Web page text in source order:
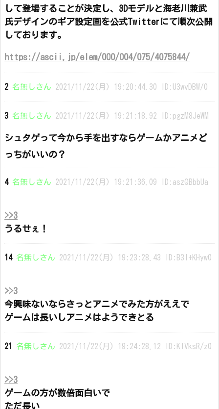
して登場することが決定し、3Dモデルと海老川兼武
氏デザインのギア設定画を公式Twitterにて順次公開
しております。
https://ascii.jp/elem/000/004/075/4075844/
2 名無しさん 2021/11/22(月) 19:20:44.30 ID:U3wvDBW/0
3 名無しさん 2021/11/22(月) 19:21:18.92 ID:pgzM8JeWM
シュタゲって今から手を出すならゲームかアニメど
っちがいいの？
4 名無しさん 2021/11/22(月) 19:21:36.09 ID:aszQBbbUa
>>3
うるせぇ！
14 名無しさん 2021/11/22(月) 19:23:28.43 ID:B3I+KHyw0
>>3
今興味ないならさっとアニメでみた方がええで
ゲームは長いしアニメはようできとる
21 名無しさん 2021/11/22(月) 19:24:28.12 ID:KIVksR/z0
>>3
ゲームの方が数倍面白いで
ただ長い